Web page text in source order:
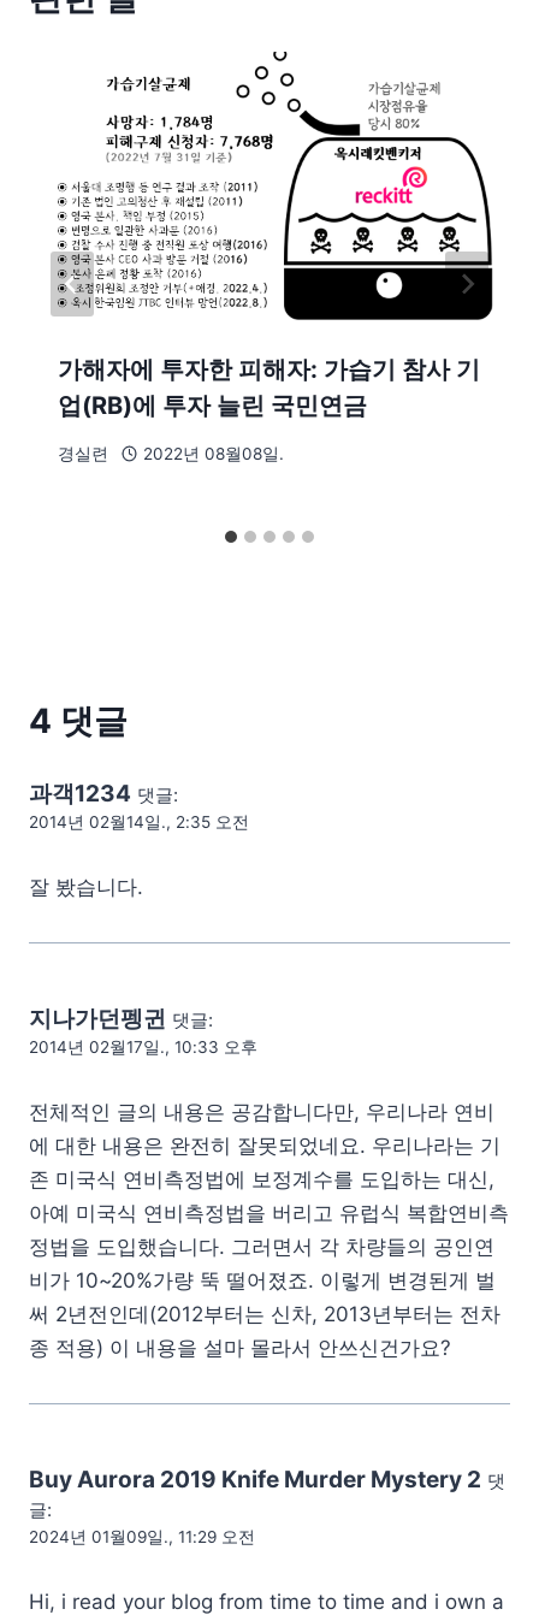
가해자에 투자한 피해자: 가습기 참사 기
업(RB)에 투자 늘린 국민연금
경실련 2022년 08월08일.
4 댓글
과객1234 댓글:
2014년 02월14일., 2:35 오전
잘 봤습니다.
지나가던펭귄 댓글:
2014년 02월17일., 10:33 오후
전체적인 글의 내용은 공감합니다만, 우리나라 연비
에 대한 내용은 완전히 잘못되었네요. 우리나라는 기
존 미국식 연비측정법에 보정계수를 도입하는 대신,
아예 미국식 연비측정법을 버리고 유럽식 복합연비측
정법을 도입했습니다. 그러면서 각 차량들의 공인연
비가 10~20%가량 뚝 떨어졌죠. 이렇게 변경된게 벌
써 2년전인데(2012부터는 신차, 2013년부터는 전차
종 적용) 이 내용을 설마 몰라서 안쓰신건가요?
Buy Aurora 2019 Knife Murder Mystery 2 댓
글:
2024년 01월09일., 11:29 오전
Hi, i read your blog from time to time and i own a